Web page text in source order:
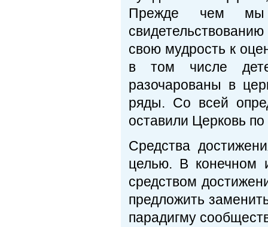
Прежде чем мы
свою мудрость к
в том числе
разочарованы в
ряды. Со всей
оставили Церковь
Средства
целью. В конечном
средством
предложить
парадигму